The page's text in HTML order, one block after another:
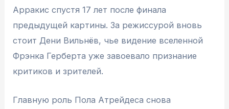
Арракис спустя 17 лет после финала
предыдущей картины. За режиссурой вновь
стоит Дени Вильнёв, чье видение вселенной
Фрэнка Герберта уже завоевало признание
критиков и зрителей.
Главную роль Пола Атрейдеса снова